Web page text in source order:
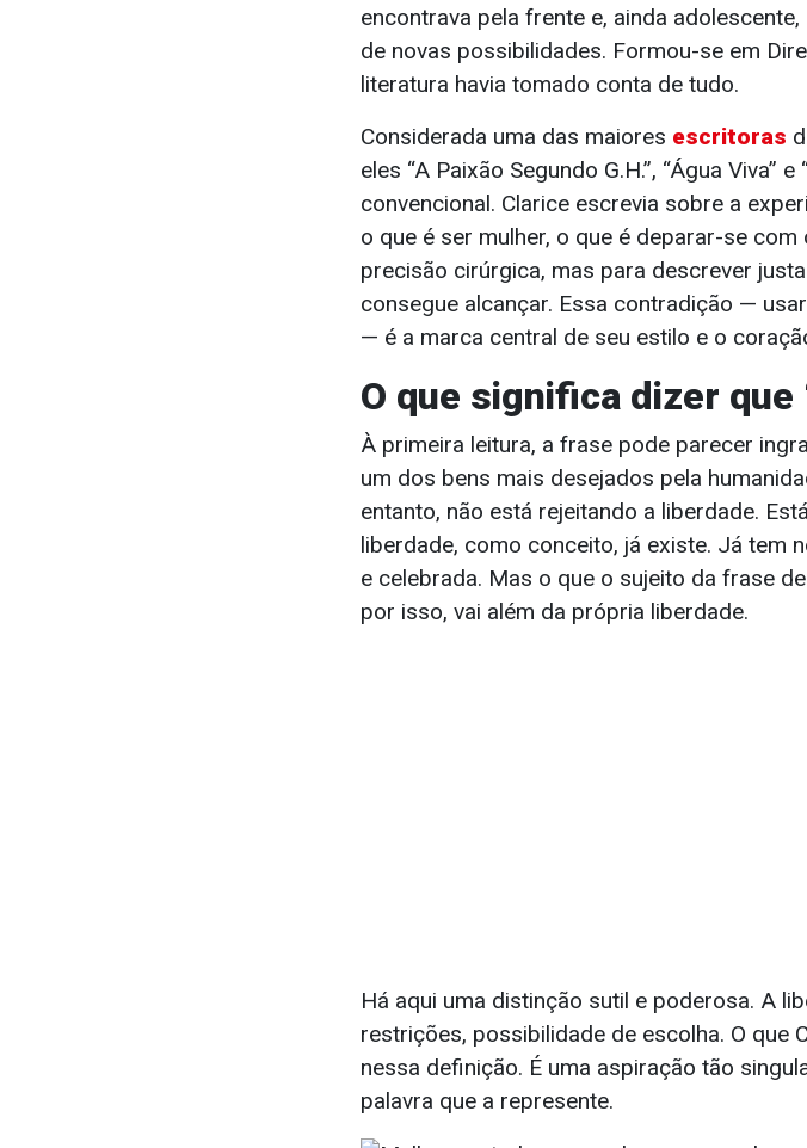
encontrava pela frente e, ainda
de novas possibilidades. Formou-se em
literatura havia tomado conta de tudo.
Considerada uma das maiores escritoras
eles “A Paixão Segundo G.H.”, “Água Viva”
convencional. Clarice escrevia sobre a
o que é ser mulher, o que é deparar-se
precisão cirúrgica, mas para descrever
consegue alcançar. Essa contradição —
— é a marca central de seu estilo e o
O que significa dizer que
À primeira leitura, a frase pode parecer
um dos bens mais desejados pela
entanto, não está rejeitando a liberdade.
liberdade, como conceito, já existe. Já tem
e celebrada. Mas o que o sujeito da frase
por isso, vai além da própria liberdade.
Há aqui uma distinção sutil e poderosa. A
restrições, possibilidade de escolha. O que
nessa definição. É uma aspiração tão
palavra que a represente.